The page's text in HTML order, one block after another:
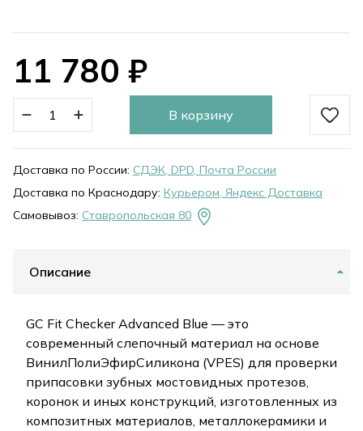
11 780 ₽
В корзину
Доставка по России: СДЭК, DPD, Почта России
Доставка по Краснодару: Курьером, Яндекс Доставка
Самовывоз: Ставропольская 80
Описание
GC Fit Checker Advanced Blue — это
современный слепочный материал на основе
ВинилПолиЭфирСиликона (VPES) для проверки
припасовки зубных мостовидных протезов,
коронок и иных конструкций, изготовленных из
композитных материалов, металлокерамики и